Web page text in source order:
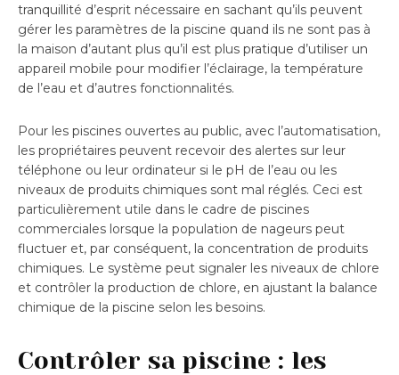
tranquillité d’esprit nécessaire en sachant qu’ils peuvent
gérer les paramètres de la piscine quand ils ne sont pas à
la maison d’autant plus qu’il est plus pratique d’utiliser un
appareil mobile pour modifier l’éclairage, la température
de l’eau et d’autres fonctionnalités.
Pour les piscines ouvertes au public, avec l’automatisation,
les propriétaires peuvent recevoir des alertes sur leur
téléphone ou leur ordinateur si le pH de l’eau ou les
niveaux de produits chimiques sont mal réglés. Ceci est
particulièrement utile dans le cadre de piscines
commerciales lorsque la population de nageurs peut
fluctuer et, par conséquent, la concentration de produits
chimiques. Le système peut signaler les niveaux de chlore
et contrôler la production de chlore, en ajustant la balance
chimique de la piscine selon les besoins.
Contrôler sa piscine : les